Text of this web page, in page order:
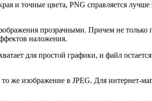
и точные цвета, PNG справляется
прозрачными. Причем не
наложения.
для простой графики, и файл
же изображение в JPEG. Для интернет-